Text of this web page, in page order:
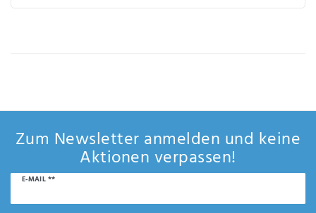
Zum Newsletter anmelden und keine
Aktionen verpassen!
E-MAIL **
Newsletter